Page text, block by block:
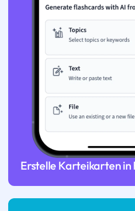
Erstelle Karteikarten in